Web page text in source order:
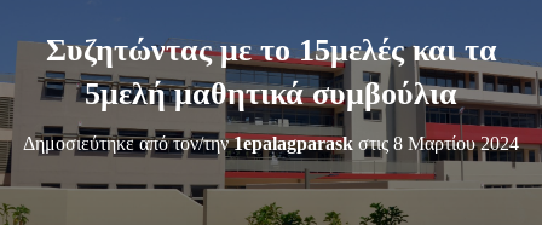
Π
Λ
Ο
Ή
Γ
Η
Συζητώντας με το 15μελές και τα
5μελή μαθητικά συμβούλια
Δημοσιεύτηκε από τον/την1epalagparask στις 8 Μαρτίου 2024